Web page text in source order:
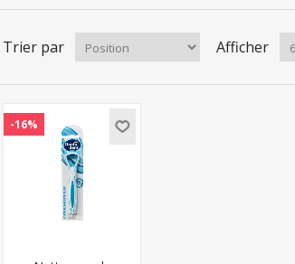
Trier par Afficher
-16%